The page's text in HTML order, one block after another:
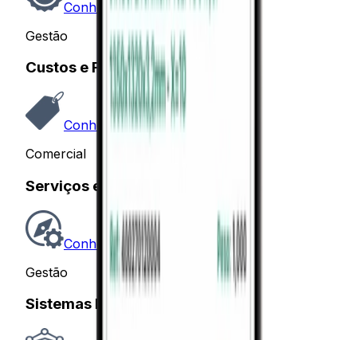
Conhecer
Gestão
Custos e Formação de Preços
Conhecer
Comercial
Serviços e Assistência Técnica
Conhecer
Gestão
Sistemas Especialistas